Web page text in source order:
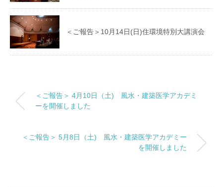
＜ご報告＞10月14日(日)住環境特別大講演会
＜ご報告＞ 4月10日（土) 風水・建築医学アカデミ
ーを開催しました
＜ご報告＞ 5月8日（土) 風水・建築医学アカデミー
を開催しました